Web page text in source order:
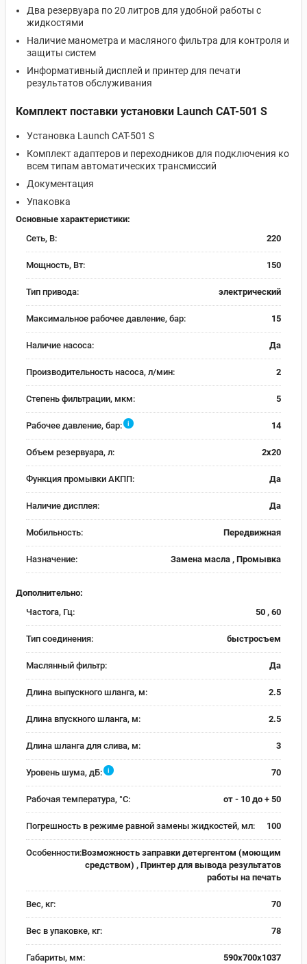
Два резервуара по 20 литров для удобной работы с
жидкостями
Наличие манометра и масляного фильтра для контроля и
защиты систем
Информативный дисплей и принтер для печати
результатов обслуживания
Комплект поставки установки Launch CAT-501 S
Установка Launch CAT-501 S
Комплект адаптеров и переходников для подключения ко
всем типам автоматических трансмиссий
Документация
Упаковка
Основные характеристики:
Сеть, В:
220
Мощность, Вт: 150
Тип привода: электрический
Максимальное рабочее давление, бар: 15
Наличие насоса: Да
Производительность насоса, л/мин: 2
Степень фильтрации, мкм: 5
Рабочее давление, бар: i 14
Объем резервуара, л: 2х20
Функция промывки АКПП: Да
Наличие дисплея: Да
Мобильность: Передвижная
Назначение: Замена масла , Промывка
Дополнительно:
Частога, Гц:
50 , 60
Тип соединения: быстросъем
Маслянный фильтр: Да
Длина выпускного шланга, м: 2.5
Длина впускного шланга, м: 2.5
Длина шланга для слива, м: 3
Уровень шума, дБ: i 70
Рабочая температура, °С: от - 10 до + 50
Погрешность в режиме равной замены жидкостей, мл: 100
Особенности:Возможность заправки детергентом (моющим
средством) , Принтер для вывода результатов
работы на печать
Вес, кг: 70
Вес в упаковке, кг: 78
Габариты, мм: 590х700х1037